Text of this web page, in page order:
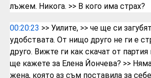
лъжем. Никога. >> В кого има страх?
00:20:23 >> Уилите, >> че ще си
удобствата. От нищо друго не ги е
друго. Вижте ги как скачат от партия
ще кажете за Елена Йончева? >>
жена, която аз съм поставила за